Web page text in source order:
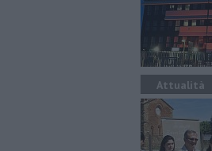
Attualità